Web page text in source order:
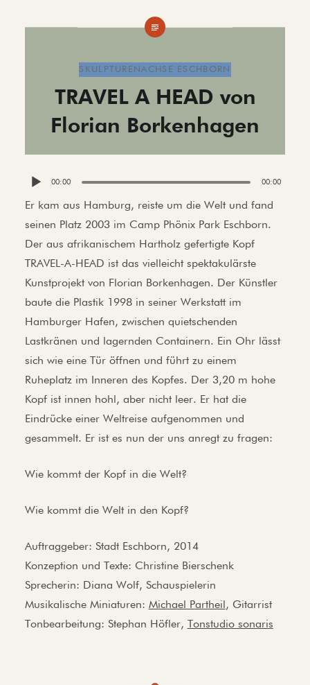
SKULPTURENACHSE ESCHBORN
TRAVEL A HEAD von
Florian Borkenhagen
Audio-00:00 00:00
Er kam aus Hamburg, reiste um die Welt und fand
seinen Platz 2003 im Camp Phönix Park Eschborn.
Der aus afrikanischem Hartholz gefertigte Kopf
TRAVEL-A-HEAD ist das vielleicht spektakulärste
Kunstprojekt von Florian Borkenhagen. Der Künstler
baute die Plastik 1998 in seiner Werkstatt im
Hamburger Hafen, zwischen quietschenden
Lastkränen und lagernden Containern. Ein Ohr lässt
sich wie eine Tür öffnen und führt zu einem
Ruheplatz im Inneren des Kopfes. Der 3,20 m hohe
Kopf ist innen hohl, aber nicht leer. Er hat die
Eindrücke einer Weltreise aufgenommen und
gesammelt. Er ist es nun der uns anregt zu fragen:
Wie kommt der Kopf in die Welt?
Wie kommt die Welt in den Kopf?
Auftraggeber: Stadt Eschborn, 2014
Konzeption und Texte: Christine Bierschenk
Sprecherin: Diana Wolf, Schauspielerin
Musikalische Miniaturen: Michael Partheil , Gitarrist
Tonbearbeitung: Stephan Höfler,
Tonstudio sonaris